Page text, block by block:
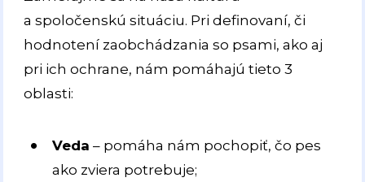
a spoločenskú situáciu. Pri definovaní, či
hodnotení zaobchádzania so psami, ako aj
pri ich ochrane, nám pomáhajú tieto 3
oblasti:
Veda – pomáha nám pochopiť, čo pes
ako zviera potrebuje;